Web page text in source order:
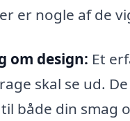
er nogle af de
om design: Et
skal se ud.
både din smag